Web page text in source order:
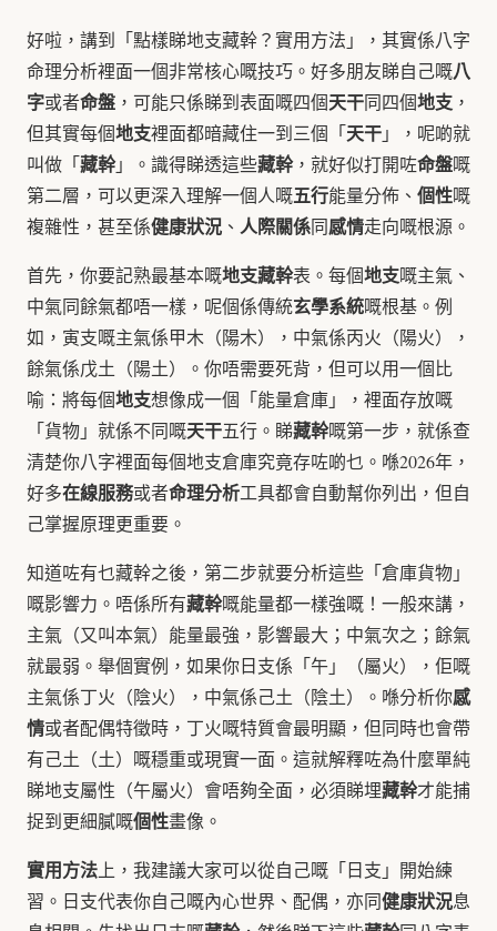
好啦，講到「點樣睇地支藏幹？實用方法」，其實係八字
命理分析裡面一個非常核心嘅技巧。好多朋友睇自己嘅八
字或者命盤 ，可能只係睇到表面嘅四個天干同四個地支 ，
但其實每個地支裡面都暗藏住一到三個「天干」，呢啲就
叫做「藏幹」。識得睇透這些藏幹，就好似打開咗命盤嘅
第二層，可以更深入理解一個人嘅五行能量分佈、 個性嘅
複雜性，甚至係健康狀況 、 人際關係同感情走向嘅根源。
首先，你要記熟最基本嘅地支藏幹表。每個地支嘅主氣、
中氣同餘氣都唔一樣，呢個係傳統玄學系統嘅根基。例
如，寅支嘅主氣係甲木（陽木），中氣係丙火（陽火），
餘氣係戊土（陽土）。你唔需要死背，但可以用一個比
喻：將每個地支想像成一個「能量倉庫」，裡面存放嘅
「貨物」就係不同嘅天干五行。睇藏幹嘅第一步，就係查
清楚你八字裡面每個地支倉庫究竟存咗啲乜。喺2026年，
好多在線服務或者命理分析工具都會自動幫你列出，但自
己掌握原理更重要。
知道咗有乜藏幹之後，第二步就要分析這些「倉庫貨物」
嘅影響力。唔係所有藏幹嘅能量都一樣強嘅！一般來講，
主氣（又叫本氣）能量最強，影響最大；中氣次之；餘氣
就最弱。舉個實例，如果你日支係「午」（屬火），佢嘅
主氣係丁火（陰火），中氣係己土（陰土）。喺分析你感
情或者配偶特徵時，丁火嘅特質會最明顯，但同時也會帶
有己土（土）嘅穩重或現實一面。這就解釋咗為什麼單純
睇地支屬性（午屬火）會唔夠全面，必須睇埋藏幹才能捕
捉到更細膩嘅個性畫像。
實用方法 上，我建議大家可以從自己嘅「日支」開始練
習。日支代表你自己嘅內心世界、配偶，亦同健康狀況息